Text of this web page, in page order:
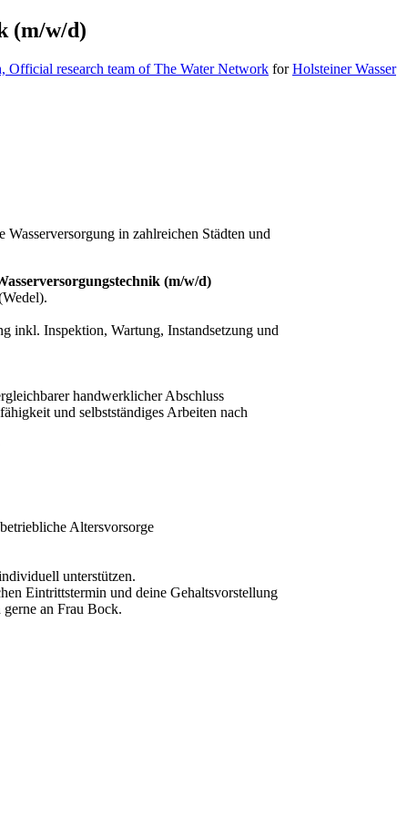
(m/w/d)
Official research team of The Water Network forHolsteiner Wasser
in zahlreichen Städten und
(m/w/d)
inkl. Inspektion, Wartung, Instandsetzung und
handwerklicher Abschluss
und selbstständiges Arbeiten nach
Altersvorsorge
unterstützen.
Eintrittstermin und deine Gehaltsvorstellung
an Frau Bock.